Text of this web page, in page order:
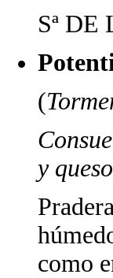
Sª
(
y queso
como